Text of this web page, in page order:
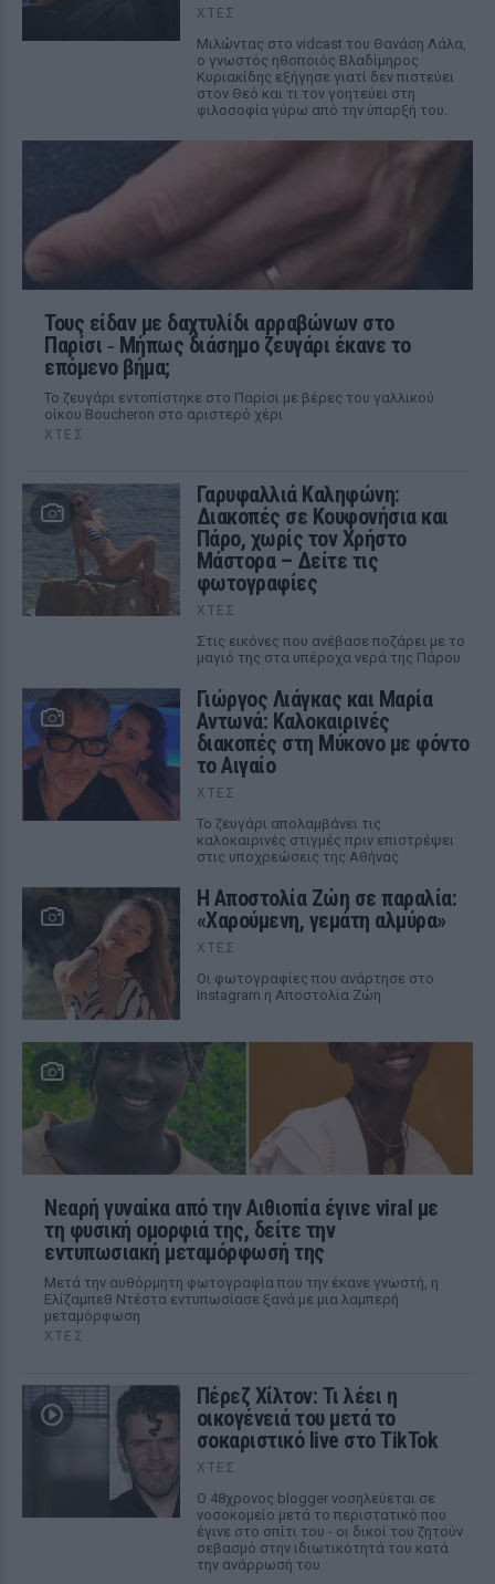
ΧΤΕΣ
Μιλώντας στο vidcast του Θανάση Λάλα,
ο γνωστός ηθοποιός Βλαδίμηρος
Κυριακίδης εξήγησε γιατί δεν πιστεύει
στον Θεό και τι τον γοητεύει στη
φιλοσοφία γύρω από την ύπαρξή του.
Τους είδαν με δαχτυλίδι αρραβώνων στο
Παρίσι ‑ Μήπως διάσημο ζευγάρι έκανε το
επόμενο βήμα;
Το ζευγάρι εντοπίστηκε στο Παρίσι με βέρες του γαλλικού
οίκου Boucheron στο αριστερό χέρι
ΧΤΕΣ
Γαρυφαλλιά Καληφώνη:
Διακοπές σε Κουφονήσια και
Πάρο, χωρίς τον Χρήστο
Μάστορα – Δείτε τις
φωτογραφίες
ΧΤΕΣ
Στις εικόνες που ανέβασε ποζάρει με το
μαγιό της στα υπέροχα νερά της Πάρου
Γιώργος Λιάγκας και Μαρία
Αντωνά: Καλοκαιρινές
διακοπές στη Μύκονο με φόντο
το Αιγαίο
ΧΤΕΣ
Το ζευγάρι απολαμβάνει τις
καλοκαιρινές στιγμές πριν επιστρέψει
στις υποχρεώσεις της Αθήνας
Η Αποστολία Ζώη σε παραλία:
«Χαρούμενη, γεμάτη αλμύρα»
ΧΤΕΣ
Οι φωτογραφίες που ανάρτησε στο
Instagram η Αποστολία Ζώη
Νεαρή γυναίκα από την Αιθιοπία έγινε viral με
τη φυσική ομορφιά της, δείτε την
εντυπωσιακή μεταμόρφωσή της
Μετά την αυθόρμητη φωτογραφία που την έκανε γνωστή, η
Ελίζαμπεθ Ντέστα εντυπωσίασε ξανά με μια λαμπερή
μεταμόρφωση
ΧΤΕΣ
Πέρεζ Χίλτον: Τι λέει η
οικογένειά του μετά το
σοκαριστικό live στο TikTok
ΧΤΕΣ
Ο 48χρονος blogger νοσηλεύεται σε
νοσοκομείο μετά το περιστατικό που
έγινε στο σπίτι του - οι δικοί του ζητούν
σεβασμό στην ιδιωτικότητά του κατά
την ανάρρωσή του